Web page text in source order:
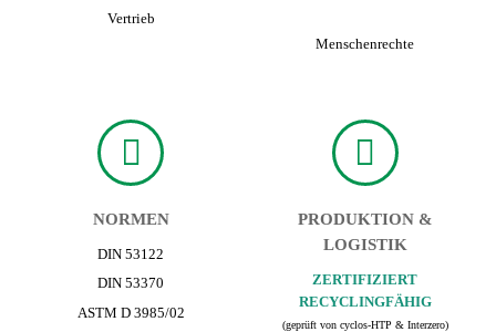
Vertrieb
Menschen­rechte
NORMEN
DIN 53122
DIN 53370
ASTM D 3985/02
PRODUKTION &
LOGISTIK
ZERTIFIZIERT
RECYCLINGFÄHIG
(geprüft von cyclos-HTP & Interzero)